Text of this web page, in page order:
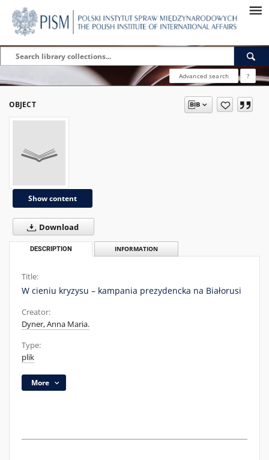
Advanced search ?
OBJECT
Show content
Download
DESCRIPTION INFORMATION
Title:
W cieniu kryzysu – kampania prezydencka na Białorusi
Creator:
Dyner, Anna Maria.
Type:
plik
More